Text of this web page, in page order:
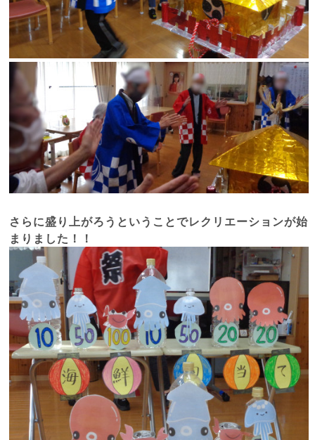
さらに盛り上がろうということでレクリエーションが始
まりました！！